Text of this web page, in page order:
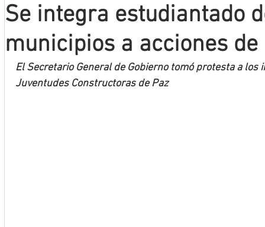
Mineros LNBP
Se integra estudiantado
municipios a acciones
El Secretario General de Gobierno tomó protesta a
Juventudes Constructoras de Paz